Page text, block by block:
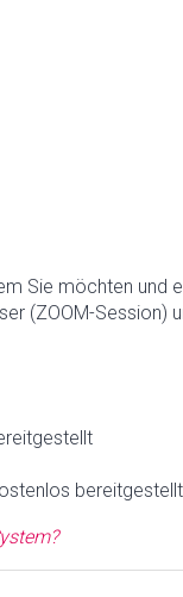
Sie möchten und
(ZOOM-Session)
bereitgestellt